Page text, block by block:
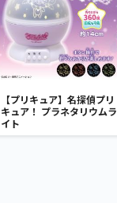
【プリキュア】名探偵プリ
キュア！ プラネタリウムラ
イト